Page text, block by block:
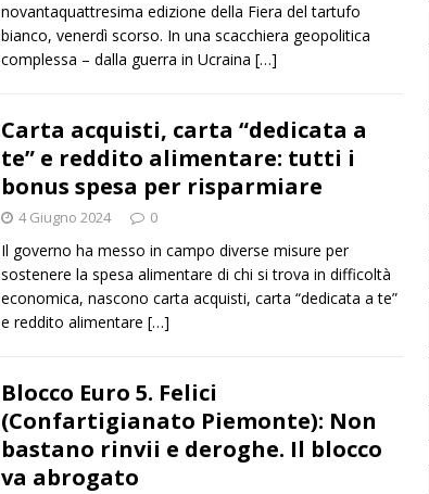
novantaquattresima edizione della Fiera del tartufo
bianco, venerdì scorso. In una scacchiera geopolitica
complessa – dalla guerra in Ucraina […]
Carta acquisti, carta “dedicata a
te” e reddito alimentare: tutti i
bonus spesa per risparmiare
4 Giugno 2024 0
Il governo ha messo in campo diverse misure per
sostenere la spesa alimentare di chi si trova in difficoltà
economica, nascono carta acquisti, carta “dedicata a te”
e reddito alimentare […]
Blocco Euro 5. Felici
(Confartigianato Piemonte): Non
bastano rinvii e deroghe. Il blocco
va abrogato